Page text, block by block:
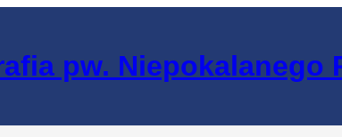
pw. Niepokalanego